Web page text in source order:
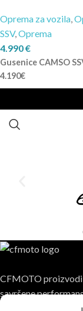
Oprema za vozila
SSV, Oprema
4.990€
Gusenice CAMSO
4.190€
CFMOTO proizvodi
savršene